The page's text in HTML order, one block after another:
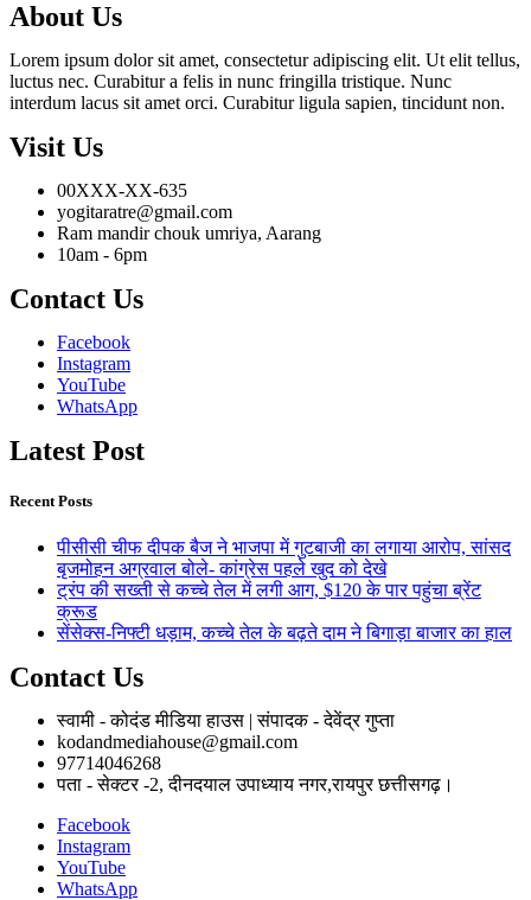
About Us
Lorem ipsum dolor sit amet, consectetur adipiscing elit. Ut elit tellus,
luctus nec. Curabitur a felis in nunc fringilla tristique. Nunc
interdum lacus sit amet orci. Curabitur ligula sapien, tincidunt non.
Visit Us
00XXX-XX-635
yogitaratre@gmail.com
Ram mandir chouk umriya, Aarang
10am - 6pm
Contact Us
Facebook
Instagram
YouTube
WhatsApp
Latest Post
Recent Posts
पीसीसी चीफ दीपक बैज ने भाजपा में गुटबाजी का लगाया आरोप, सांसद
बृजमोहन अग्रवाल बोले- कांग्रेस पहले खुद को देखे
ट्रंप की सख्ती से कच्चे तेल में लगी आग, $120 के पार पहुंचा ब्रेंट
क्रूड
सेंसेक्स-निफ्टी धड़ाम, कच्चे तेल के बढ़ते दाम ने बिगाड़ा बाजार का हाल
Contact Us
स्वामी - कोदंड मीडिया हाउस | संपादक - देवेंद्र गुप्ता
kodandmediahouse@gmail.com
97714046268
पता - सेक्टर -2, दीनदयाल उपाध्याय नगर,रायपुर छत्तीसगढ़।
Facebook
Instagram
YouTube
WhatsApp